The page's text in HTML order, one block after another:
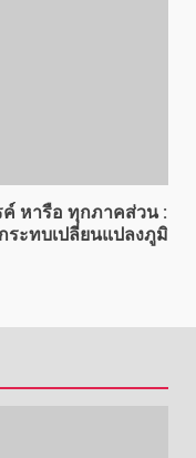
ค์ หารือ ทุกภาคส่วน :
ระทบเปลี่ยนแปลงภูมิ